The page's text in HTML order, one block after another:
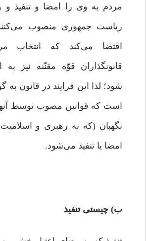
مردم به وی را امضا و تنفیذ
ریاست جمهوری منصوب
اقتضا می‌کند که انتخاب
قانونگذاران قوّه مقنّنه نیز
شود؛ لذا این فرایند در قانون به
است که قوانین مصوب توسط
نگهبان (که به رهبری و
امضا یا تنفیذ می‌شود.
ب) چیستی تنفیذ